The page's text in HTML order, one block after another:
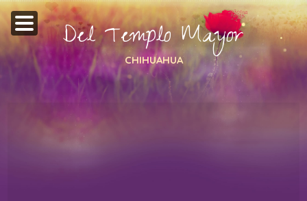
Del Templo Mayor
CHIHUAHUA